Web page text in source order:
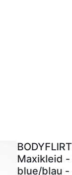
BODYFLIRT
Maxikleid -
blue/blau -